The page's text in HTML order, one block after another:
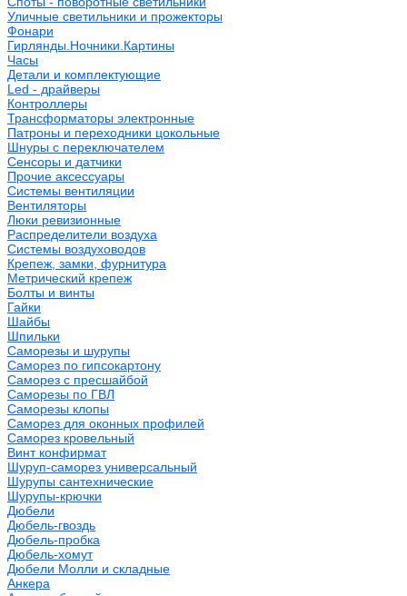
Уличные светильники и прожекторы
Фонари
Гирлянды.Ночники.Картины
Часы
Детали и комплектующие
Led - драйверы
Контроллеры
Трансформаторы электронные
Патроны и переходники цокольные
Шнуры с переключателем
Сенсоры и датчики
Прочие аксессуары
Системы вентиляции
Вентиляторы
Люки ревизионные
Распределители воздуха
Системы воздуховодов
Крепеж, замки, фурнитура
Метрический крепеж
Болты и винты
Гайки
Шайбы
Шпильки
Саморезы и шурупы
Саморез по гипсокартону
Саморез с пресшайбой
Саморезы по ГВЛ
Саморезы клопы
Саморез для оконных профилей
Саморез кровельный
Винт конфирмат
Шуруп-саморез универсальный
Шурупы сантехнические
Шурупы-крючки
Дюбели
Дюбель-гвоздь
Дюбель-пробка
Дюбель-хомут
Дюбели Молли и складные
Анкера